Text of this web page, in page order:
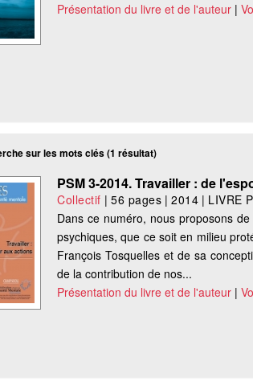
Présentation du livre et de l'auteur |
sur les mots clés (1 résultat)
PSM 3-2014. Travailler : de
Collectif |56 pages |2014 | LIVRE
Dans ce numéro, nous proposons
psychiques, que ce soit en milieu
François Tosquelles et de sa
de la contribution de nos...
Présentation du livre et de l'auteur |